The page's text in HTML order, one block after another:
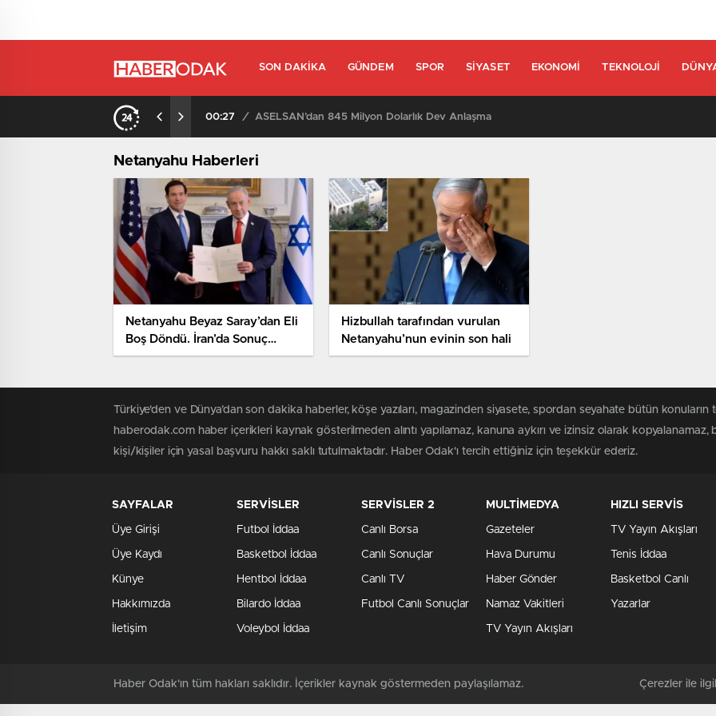
SON DAKIKA GÜNDEM SPOR SIYASET EKONOMI TEKNOLOJI
00:27 / ASELSAN’dan 845 Milyon Dolarlık Dev Anlaşma
Netanyahu Haberleri
Netanyahu Beyaz Saray’dan Eli
Boş Döndü. İran’da Sonuç
Çıkmadı
Hizbullah tarafından vurulan
Netanyahu’nun evinin son hali
Türkiye'den ve Dünya’dan son dakika haberler, köşe yazıları, magazinden siyasete, spordan seyahate bütün
haberodak.com haber içerikleri kaynak gösterilmeden alıntı yapılamaz, kanuna aykırı ve izinsiz olarak kopyalanamaz,
kişi/kişiler için yasal başvuru hakkı saklı tutulmaktadır. Haber Odak'ı tercih ettiğiniz için teşekkür ederiz.
SAYFALAR
Üye Girişi
Üye Kaydı
Künye
Hakkımızda
İletişim
SERVİSLER
Futbol İddaa
Basketbol İddaa
Hentbol İddaa
Bilardo İddaa
Voleybol İddaa
SERVİSLER 2
Canlı Borsa
Canlı Sonuçlar
Canlı TV
Futbol Canlı Sonuçlar
MULTİMEDYA
Gazeteler
Hava Durumu
Haber Gönder
Namaz Vakitleri
TV Yayın Akışları
HIZLI SERVİS
TV Yayın Akışları
Tenis İddaa
Basketbol Canlı
Yazarlar
Haber Odak'ın tüm hakları saklıdır. İçerikler kaynak göstermeden paylaşılamaz. Çerezler ile